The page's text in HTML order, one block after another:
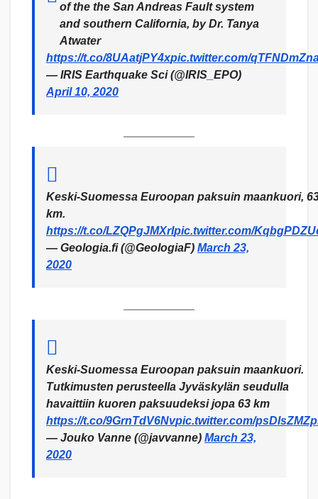
of the the San Andreas Fault system
and southern California, by Dr. Tanya
Atwater
https://t.co/8UAatjPY4xpic.twitter.com/
— IRIS Earthquake Sci (@IRIS_EPO)
April 10, 2020
Keski-Suomessa Euroopan paksuin maankuori,
km.
https://t.co/LZQPgJMXrIpic.twitter.com/
— Geologia.fi (@GeologiaF) March 23,
2020
Keski-Suomessa Euroopan paksuin maankuori.
Tutkimusten perusteella Jyväskylän seudulla
havaittiin kuoren paksuudeksi jopa 63 km
https://t.co/9GrnTdV6Nvpic.twitter.com/
— Jouko Vanne (@javvanne) March 23,
2020